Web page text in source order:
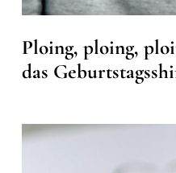
Ploing, ploing,
das